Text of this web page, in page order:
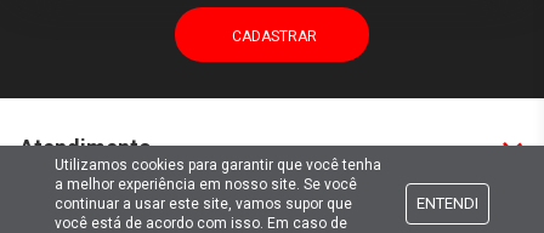
Atendimento
Formas de pagamento
Utilizamos cookies para garantir que você tenha
a melhor experiência em nosso site. Se você
continuar a usar este site, vamos supor que
você está de acordo com isso. Em caso de
ENTENDI